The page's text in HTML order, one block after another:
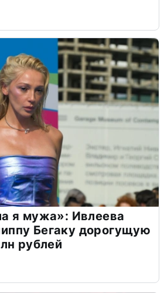
я мужа»: Ивлеева
Бегаку дорогущую
рублей